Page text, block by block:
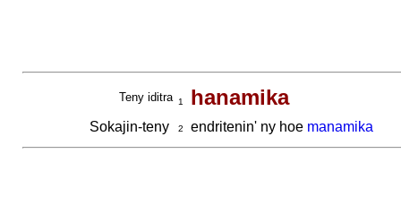
Teny iditra 1 hanamika
Sokajin-teny 2 endritenin' ny hoe manamika